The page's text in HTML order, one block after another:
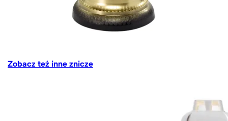
Zobacz też inne znicze